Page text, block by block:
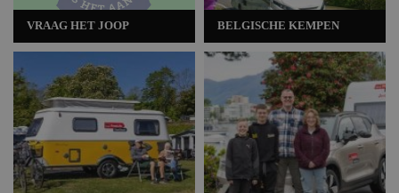
VRAAG HET JOOP BELGISCHE KEMPEN